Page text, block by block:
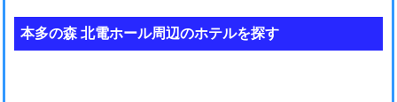
本多の森 北電ホール周辺のホテルを探す